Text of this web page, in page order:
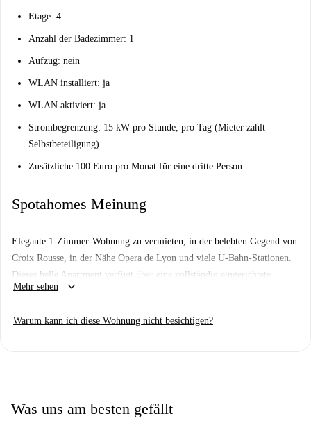
Etage: 4
Anzahl der Badezimmer: 1
Aufzug: nein
WLAN installiert: ja
WLAN aktiviert: ja
Strombegrenzung: 15 kW pro Stunde, pro Tag (Mieter zahlt
Selbstbeteiligung)
Zusätzliche 100 Euro pro Monat für eine dritte Person
Spotahomes Meinung
Elegante 1-Zimmer-Wohnung zu vermieten, in der belebten Gegend von
Croix Rousse, in der Nähe Opera de Lyon und viele U-Bahn-Stationen.
Dieses helle Apartment verfügt über eine vollständig eingerichtete
Schlafzimmer mit zwei Einzelbetten zusammen mit einem zusätzlichen
Einrichtungen sind vorgesehen für einen angenehmen Aufenthalt und
Mehr sehen keyboard_arrow_down
Warum kann ich diese Wohnung nicht besichtigen?
Was uns am besten gefällt